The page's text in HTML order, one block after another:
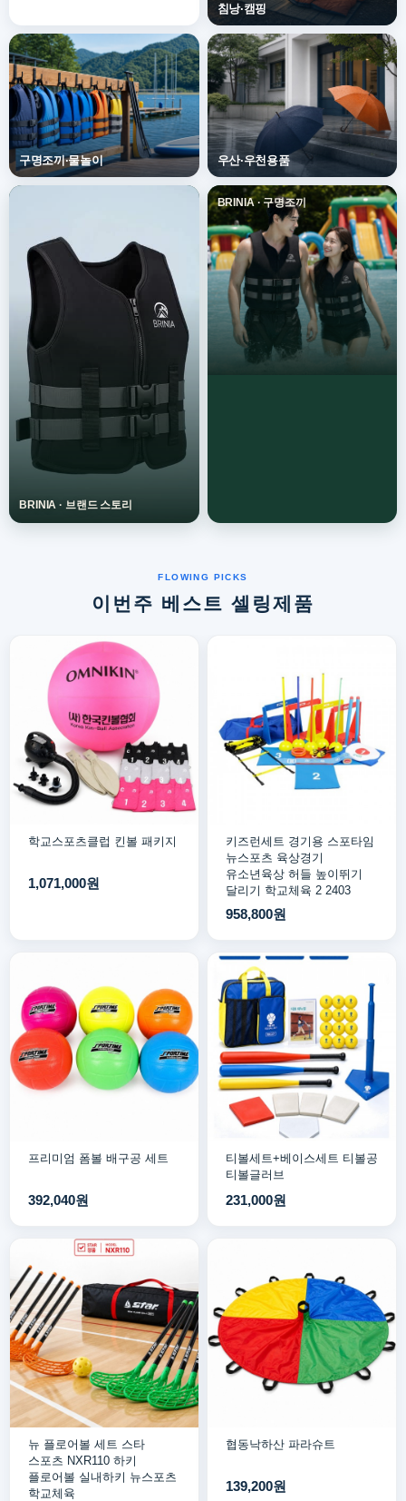
이번주 베스트 셀링제품
학교스포츠클럽 킨볼 패키지
1,071,000원
키즈런세트 경기용 스포타임
뉴스포츠 육상경기
유소년육상 허들 높이뛰기
달리기 학교체육 2 2403
958,800원
프리미엄 폼볼 배구공 세트
392,040원
티볼세트+베이스세트 티볼공
티볼글러브
231,000원
뉴 플로어볼 세트 스타
스포츠 NXR110 하키
플로어볼 실내하키 뉴스포츠
학교체육
협동낙하산 파라슈트
139,200원